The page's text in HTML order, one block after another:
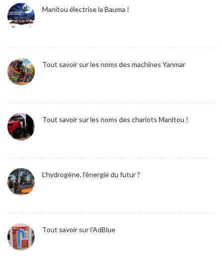
Manitou électrise la Bauma !
Tout savoir sur les noms des machines Yanmar
Tout savoir sur les noms des chariots Manitou !
L’hydrogène, l’énergie du futur ?
Tout savoir sur l'AdBlue